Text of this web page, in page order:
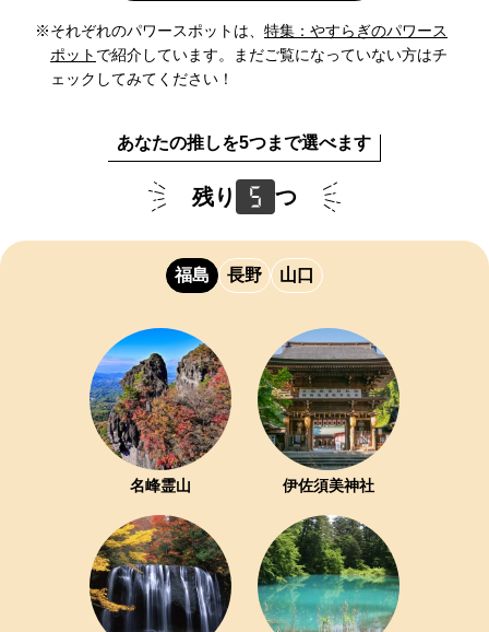
※それぞれのパワースポットは、 特集：やすらぎのパワース
ポット で紹介しています。まだご覧になっていない方はチ
ェックしてみてください！
あなたの推しを5つまで選べます
残り 5 つ
福島 長野 山口
名峰霊山 伊佐須美神社